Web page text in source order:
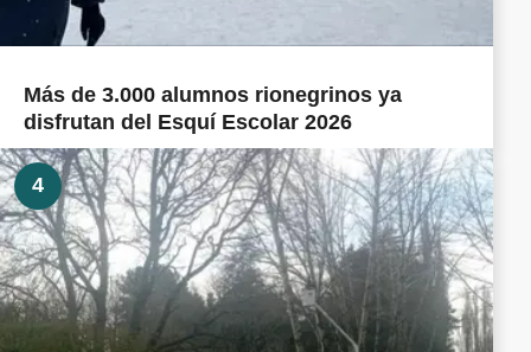
Más de 3.000 alumnos rionegrinos ya
disfrutan del Esquí Escolar 2026
4